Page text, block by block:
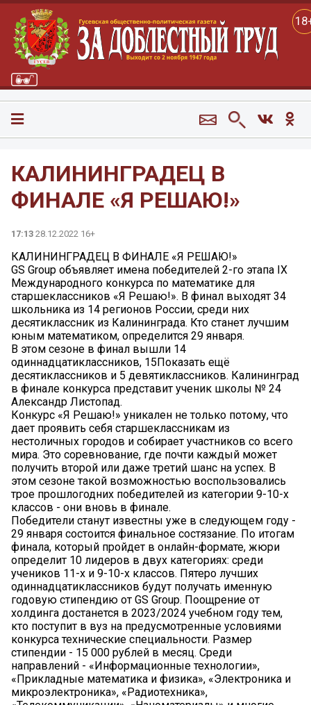
КАЛИНИНГРАДЕЦ В
ФИНАЛЕ «Я РЕШАЮ!»
17:13 28.12.2022 16+
КАЛИНИНГРАДЕЦ В ФИНАЛЕ «Я РЕШАЮ!»
GS Group объявляет имена победителей 2-го этапа IX
Международного конкурса по математике для
старшеклассников «Я Решаю!». В финал выходят 34
школьника из 14 регионов России, среди них
десятиклассник из Калининграда. Кто станет лучшим
юным математиком, определится 29 января.
В этом сезоне в финал вышли 14
одиннадцатиклассников, 15Показать ещё
десятиклассников и 5 девятиклассников. Калининград
в финале конкурса представит ученик школы № 24
Александр Листопад.
Конкурс «Я Решаю!» уникален не только потому, что
дает проявить себя старшеклассникам из
нестоличных городов и собирает участников со всего
мира. Это соревнование, где почти каждый может
получить второй или даже третий шанс на успех. В
этом сезоне такой возможностью воспользовались
трое прошлогодних победителей из категории 9-10-х
классов - они вновь в финале.
Победители станут известны уже в следующем году -
29 января состоится финальное состязание. По итогам
финала, который пройдет в онлайн-формате, жюри
определит 10 лидеров в двух категориях: среди
учеников 11-х и 9-10-х классов. Пятеро лучших
одиннадцатиклассников будут получать именную
годовую стипендию от GS Group. Поощрение от
холдинга достанется в 2023/2024 учебном году тем,
кто поступит в вуз на предусмотренные условиями
конкурса технические специальности. Размер
стипендии - 15 000 рублей в месяц. Среди
направлений - «Информационные технологии»,
«Прикладные математика и физика», «Электроника и
микроэлектроника», «Радиотехника»,